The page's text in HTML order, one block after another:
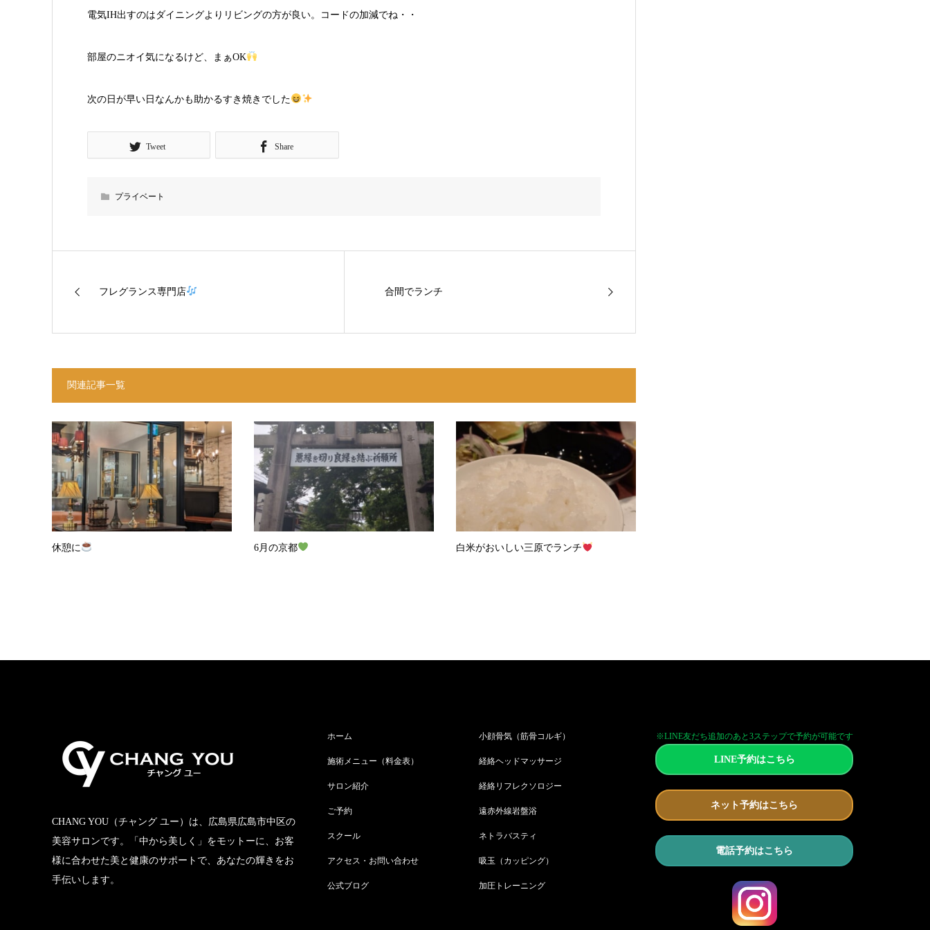
電気IH出すのはダイニングよりリビングの方が良い。コードの加減でね・・
部屋のニオイ気になるけど、まぁOK
次の日が早い日なんかも助かるすき焼きでした
Tweet Share
プライベート
フレグランス専門店 合間でランチ
関連記事一覧
休憩に 6月の京都 白米がおいしい三原でランチ
CHANG YOU（チャング ユー）は、広島県広島市中区の
美容サロンです。「中から美しく」をモットーに、お客
様に合わせた美と健康のサポートで、あなたの輝きをお
手伝いします。
ホーム
施術メニュー（料金表）
サロン紹介
ご予約
スクール
アクセス・お問い合わせ
公式ブログ
小顔骨気（筋骨コルギ）
経絡ヘッドマッサージ
経絡リフレクソロジー
遠赤外線岩盤浴
ネトラバスティ
吸玉（カッピング）
加圧トレーニング
※LINE友だち追加のあと3ステップで予約が可能です
LINE予約はこちら
ネット予約はこちら
電話予約はこちら